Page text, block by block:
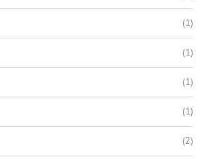
(1)
(1)
(1)
(1)
(2)